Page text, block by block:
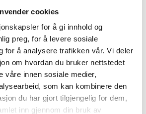
cookies
for å gi innhold og
preg, for å levere sosiale
for å analysere trafikken vår. Vi deler
om hvordan du bruker nettstedet
våre innen sosiale medier,
som kan kombinere den
du har gjort tilgjengelig for dem,
inn gjennom din bruk av
- 16.08.2026, 15:30